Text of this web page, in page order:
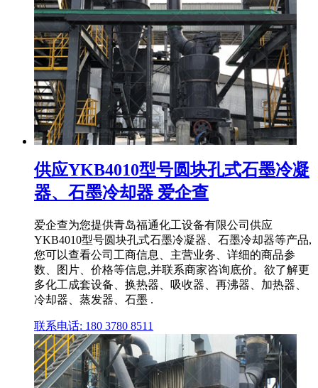
供应YKB4010型号圆块孔式石墨冷凝
器、石墨冷却器 爱企查
爱企查为您提供青岛福通化工设备有限公司供应
YKB4010型号圆块孔式石墨冷凝器、石墨冷却器等产品,
您可以查看公司工商信息、主营业务、详细的商品参
数、图片、价格等信息,并联系商家咨询底价。欲了解更
多化工成套设备、换热器、吸收器、再沸器、加热器、
冷却器、蒸发器、石墨 .
联系电话: 180 3780 8511